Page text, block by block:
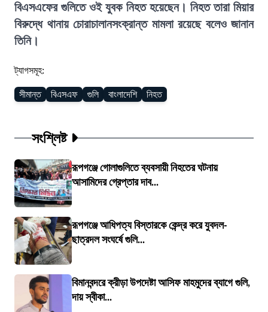
বিএসএফের গুলিতে ওই যুবক নিহত হয়েছেন। নিহত তারা মিয়ার
বিরুদ্ধে থানায় চোরাচালানসংক্রান্ত মামলা রয়েছে বলেও জানান
তিনি।
ট্যাগসমূহ:
সীমান্ত বিএসএফ গুলি বাংলাদেশি নিহত
সংশ্লিষ্ট
রূপগঞ্জে গোলাগুলিতে ব্যবসায়ী নিহতের ঘটনায়
আসামিদের গ্রেপ্তার দাব...
রূপগঞ্জে আধিপত্য বিস্তারকে কেন্দ্র করে যুবদল-
ছাত্রদল সংঘর্ষে গুলি...
বিমানবন্দরে ক্রীড়া উপদেষ্টা আসিফ মাহমুদের ব্যাগে গুলি,
দায় স্বীকা...